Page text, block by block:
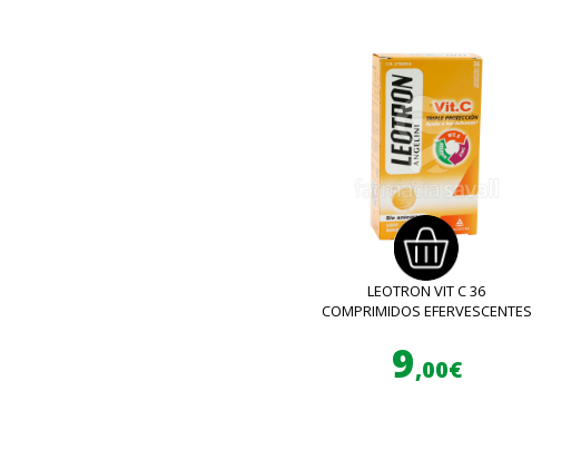
LEOTRON VIT C 36
COMPRIMIDOS EFERVESCENTES
9,00€